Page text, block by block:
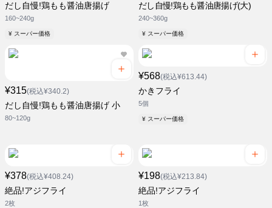
だし自慢!鶏もも醤油唐揚げ
160~240g
¥ スーパー価格
だし自慢!鶏もも醤油唐揚げ(大)
240~360g
¥ スーパー価格
¥315(税込¥340.2)
だし自慢!鶏もも醤油唐揚げ 小
80~120g
¥568(税込¥613.44)
かきフライ
5個
¥ スーパー価格
¥378(税込¥408.24)
絶品!アジフライ
2枚
¥198(税込¥213.84)
絶品!アジフライ
1枚